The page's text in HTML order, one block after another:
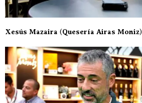
Xesús Mazaira (Quesería Airas Moniz)